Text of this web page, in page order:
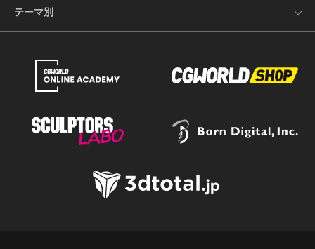
テーマ別